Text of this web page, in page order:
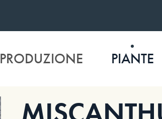
PRODUZIONE PIANTE